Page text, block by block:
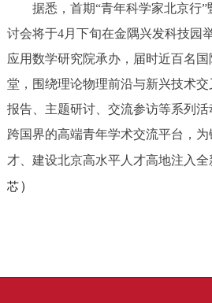
据悉，首期“青年科学家北京行”
讨会将于4月下旬在金隅兴发科技园
应用数学研究院承办，届时近百名
堂，围绕理论物理前沿与新兴技术
报告、主题研讨、交流参访等系列活
跨国界的高端青年学术交流平台，为
才、建设北京高水平人才高地注入全
芯）